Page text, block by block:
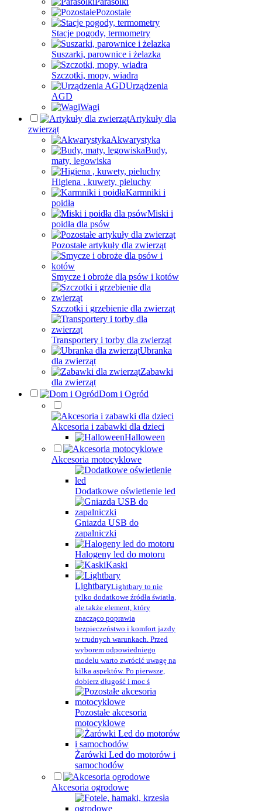
Pozostałe
Stacje pogody, termometry
Suszarki, parownice i żelazka
Szczotki, mopy, wiadra
Urządzenia
AGD
Wagi
Artykuły dla
zwierząt
Akwarystyka
Budy,
maty, legowiska
Higiena , kuwety, pieluchy
Karmniki i
poidła
Miski i
poidła dla psów
Pozostałe artykuły dla zwierząt
Smycze i obroże dla psów i kotów
Szczotki i grzebienie dla zwierząt
Transportery i torby dla zwierząt
Ubranka
dla zwierząt
Zabawki
dla zwierząt
Dom i Ogród
Akcesoria i zabawki dla dzieci
Halloween
Akcesoria motocyklowe
Dodatkowe oświetlenie led
Gniazda USB do
zapalniczki
Halogeny led do motoru
Kaski
LightbaryLightbary to nie
tylko dodatkowe źródła światła,
ale także element, który
znacząco poprawia
bezpieczeństwo i komfort jazdy
w trudnych warunkach. Przed
wyborem odpowiedniego
modelu warto zwrócić uwagę na
kilka aspektów. Po pierwsze,
dobierz długość i moc ś
Pozostałe akcesoria
motocyklowe
Żarówki Led do motorów i
samochodów
Akcesoria ogrodowe